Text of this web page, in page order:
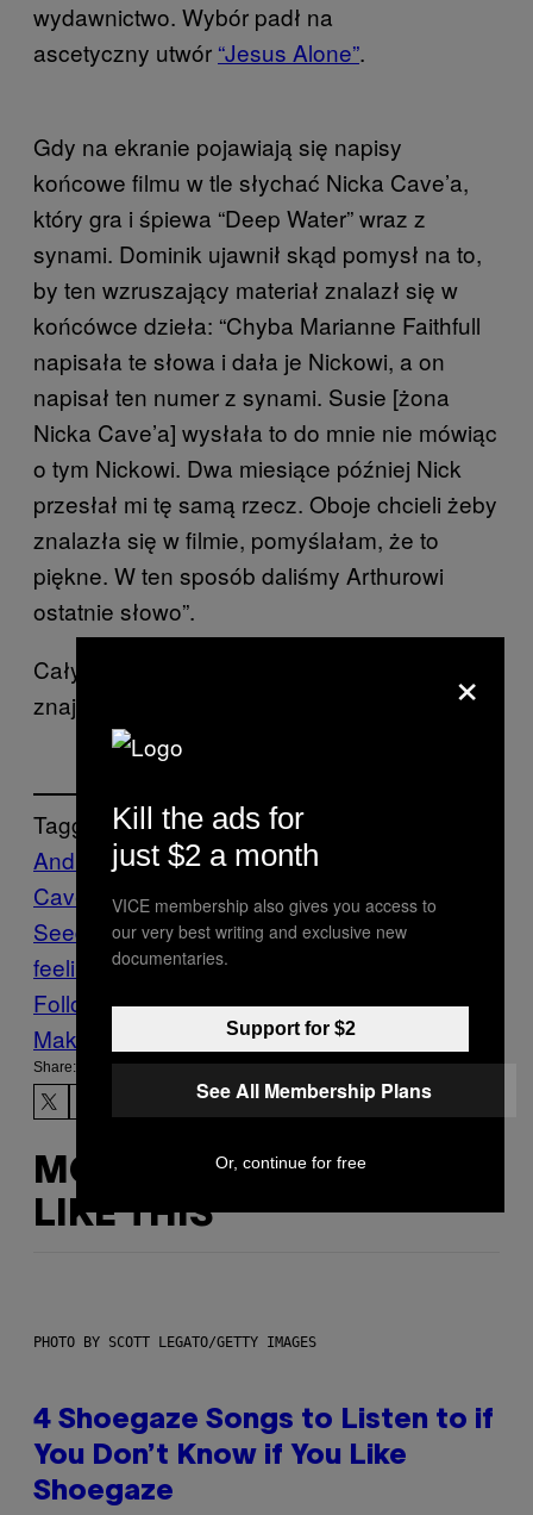
wydawnictwo. Wybór padł na
ascetyczny utwór “Jesus Alone”​.
Gdy na ekranie pojawiają się napisy
końcowe filmu w tle słychać Nicka Cave’a,
który gra i śpiewa “Deep Water” wraz z
synami. Dominik ujawnił skąd pomysł na to,
by ten wzruszający materiał znalazł się w
końcówce dzieła: “Chyba Marianne Faithfull
napisała te słowa i dała je Nickowi, a on
napisał ten numer z synami. Susie [żona
Nicka Cave’a] wysłała to do mnie nie mówiąc
o tym Nickowi. Dwa miesiące później Nick
przesłał mi tę samą rzecz. Oboje chcieli żeby
znalazła się w filmie, pomyślałam, że to
piękne. W ten sposób daliśmy Arthurowi
ostatnie słowo”.
Cały zapis rozmowy z Andrew Dominikiem
znajdziecie
Tagged:
Andrew Dominik Artykuły Music
Cave
Nick Cave and the Bad
Seeds
Noisey one more time with
feeling
skeleton tree
Follow Us On Discover
Make Us Preferred In Top Stories
Share:
MORE
LIKE THIS
PHOTO BY SCOTT LEGATO/GETTY IMAGES
4 Shoegaze Songs to Listen to if
You Don’t Know if You Like
Shoegaze
×
Kill the ads for
just $2 a month
VICE membership also gives you access to
our very best writing and exclusive new
documentaries.
Support for $2
See All Membership Plans
Or, continue for free